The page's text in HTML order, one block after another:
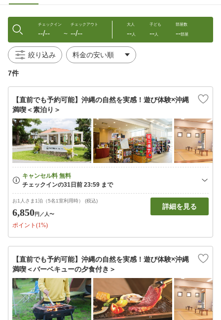
チェックイン
--/-- 〜
チェックアウト
--/--
大人
--人
子ども
--人
部屋数
--部屋
絞り込み
7件
【直前でも予約可能】沖縄の自然を実感！遊び体験×沖縄
満喫＜素泊り＞
お1人さま1泊（5名1室利用時） (税込)
6,850円 ／人〜
ポイント(1%)
詳細を見る
【直前でも予約可能】沖縄の自然を実感！遊び体験×沖縄
満喫＜バーベキューの夕食付き＞